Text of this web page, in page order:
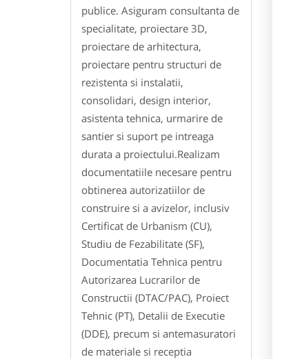
publice. Asiguram consultanta de
specialitate, proiectare 3D,
proiectare de arhitectura,
proiectare pentru structuri de
rezistenta si instalatii,
consolidari, design interior,
asistenta tehnica, urmarire de
santier si suport pe intreaga
durata a proiectului.Realizam
documentatiile necesare pentru
obtinerea autorizatiilor de
construire si a avizelor, inclusiv
Certificat de Urbanism (CU),
Studiu de Fezabilitate (SF),
Documentatia Tehnica pentru
Autorizarea Lucrarilor de
Constructii (DTAC/PAC), Proiect
Tehnic (PT), Detalii de Executie
(DDE), precum si antemasuratori
de materiale si receptia